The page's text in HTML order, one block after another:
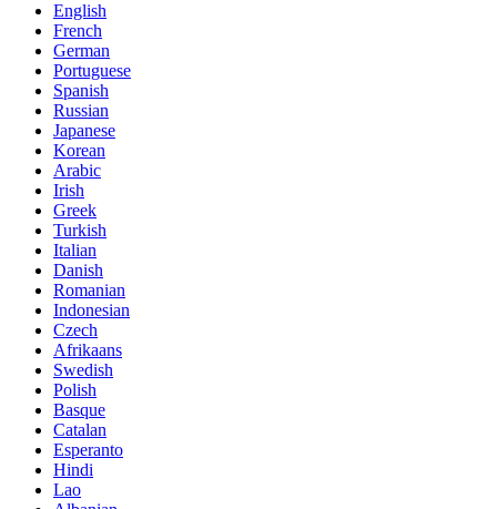
English
French
German
Portuguese
Spanish
Russian
Japanese
Korean
Arabic
Irish
Greek
Turkish
Italian
Danish
Romanian
Indonesian
Czech
Afrikaans
Swedish
Polish
Basque
Catalan
Esperanto
Hindi
Lao